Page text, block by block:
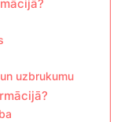
uzbrukumu